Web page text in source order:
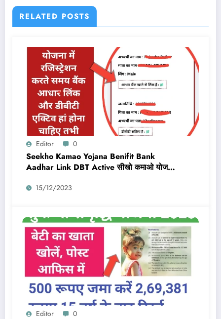
RELATED POSTS
Editor 0
Seekho Kamao Yojana Benifit Bank
Aadhar Link DBT Active सीखो कमाओ योजना
का लाभ तभी मिलेगा 10,000 Rs जब बैंक डीबीटी
एक्टिव और आधार लिंक होगा
15/12/2023
Editor 0